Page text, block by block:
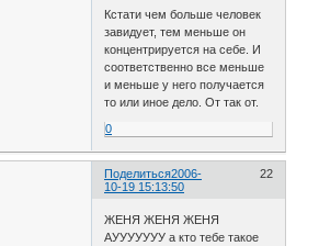
Кстати чем больше человек
завидует, тем меньше он
концентрируется на себе. И
соответственно все меньше
и меньше у него получается
то или иное дело. От так от.
0
Поделиться 22
2006-
10-19 15:13:50
ЖЕНЯ ЖЕНЯ ЖЕНЯ
АУУУУУУУ а кто тебе такое